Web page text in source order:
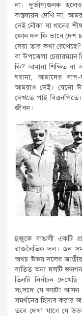
না। দুর্ভাগ্যজনক
বাস্তবায়ন দেখি না,
দেই নৌকা বা ধানের
কোন দল কি ভাবে দেশ
দেয়া তার কথা
বা উপজেলা চেয়ারম্যান
কি? আমারা শিক্ষিত বা
ঘরানা, আমাদের
আমরাও দেই। যেনো
দেখতে পাই
জীবন।
হুজুকে বাঙালী একটি
রাজনৈতিক দল। জন
অথচ উভয় দলের জাতীয়
ব্যতিত অন্য দলটি
তিনটি নির্বাচন
সংসদে যে কয়টা আসন
সমর্থনের হিসাব করার
তবে দেখা যাবে যে